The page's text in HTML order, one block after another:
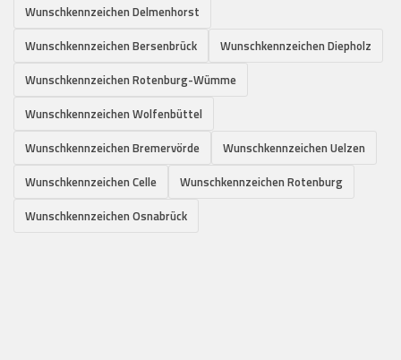
Wunschkennzeichen Delmenhorst
Wunschkennzeichen Bersenbrück
Wunschkennzeichen Diepholz
Wunschkennzeichen Rotenburg-Wümme
Wunschkennzeichen Wolfenbüttel
Wunschkennzeichen Bremervörde
Wunschkennzeichen Uelzen
Wunschkennzeichen Celle
Wunschkennzeichen Rotenburg
Wunschkennzeichen Osnabrück